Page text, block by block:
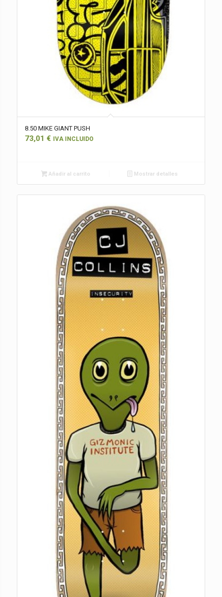
8.50 MIKE GIANT PUSH
73,01 € IVA INCLUIDO
Añadir al carrito Mostrar detalles